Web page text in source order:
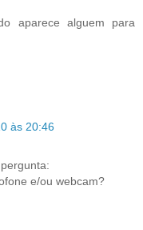
aparece alguem para
às 20:46
e/ou webcam?